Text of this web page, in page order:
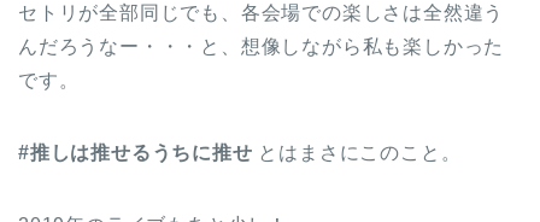
セトリが全部同じでも、各会場での楽しさは全然違う
んだろうなー・・・と、想像しながら私も楽しかった
です。
#推しは推せるうちに推せ とはまさにこのこと。